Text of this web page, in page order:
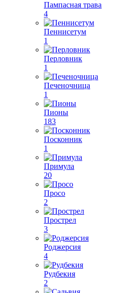
Пампасная трава
4
Пеннисетум
1
Перловник
1
Печеночница
1
Пионы
183
Посконник
1
Примула
20
Просо
2
Прострел
3
Роджерсия
4
Рудбекия
2